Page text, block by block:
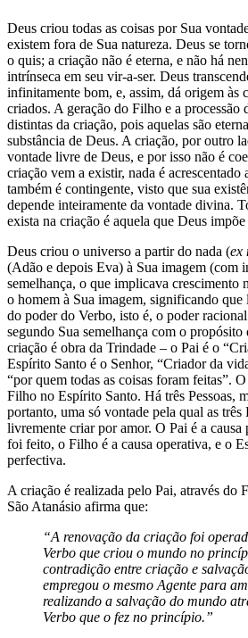
Deus criou todas as coisas por Sua
existem fora de Sua natureza. Deus se
o quis; a criação não é eterna, e não há
intrínseca em seu vir-a-ser. Deus
infinitamente bom, e, assim, dá origem às
criados. A geração do Filho e a processão
distintas da criação, pois aquelas são
substância de Deus. A criação, por outro
vontade livre de Deus, e por isso não é
criação vem a existir, nada é acrescentado
também é contingente, visto que sua
depende inteiramente da vontade divina.
exista na criação é aquela que Deus
Deus criou o universo a partir do nada (ex
(Adão e depois Eva) à Sua imagem (com
semelhança, o que implicava crescimento
o homem à Sua imagem, significando
do poder do Verbo, isto é, o poder
segundo Sua semelhança com o
criação é obra da Trindade – o Pai é o
Espírito Santo é o Senhor, “Criador da
“por quem todas as coisas foram feitas”.
Filho no Espírito Santo. Há três Pessoas,
portanto, uma só vontade pela qual as três
livremente criar por amor. O Pai é a
foi feito, o Filho é a causa operativa, e o
perfectiva.
A criação é realizada pelo Pai, através do
São Atanásio afirma que:
“A renovação da criação foi
Verbo que criou o mundo no
contradição entre criação e
empregou o mesmo Agente para
realizando a salvação do mundo
Verbo que o fez no princípio.”